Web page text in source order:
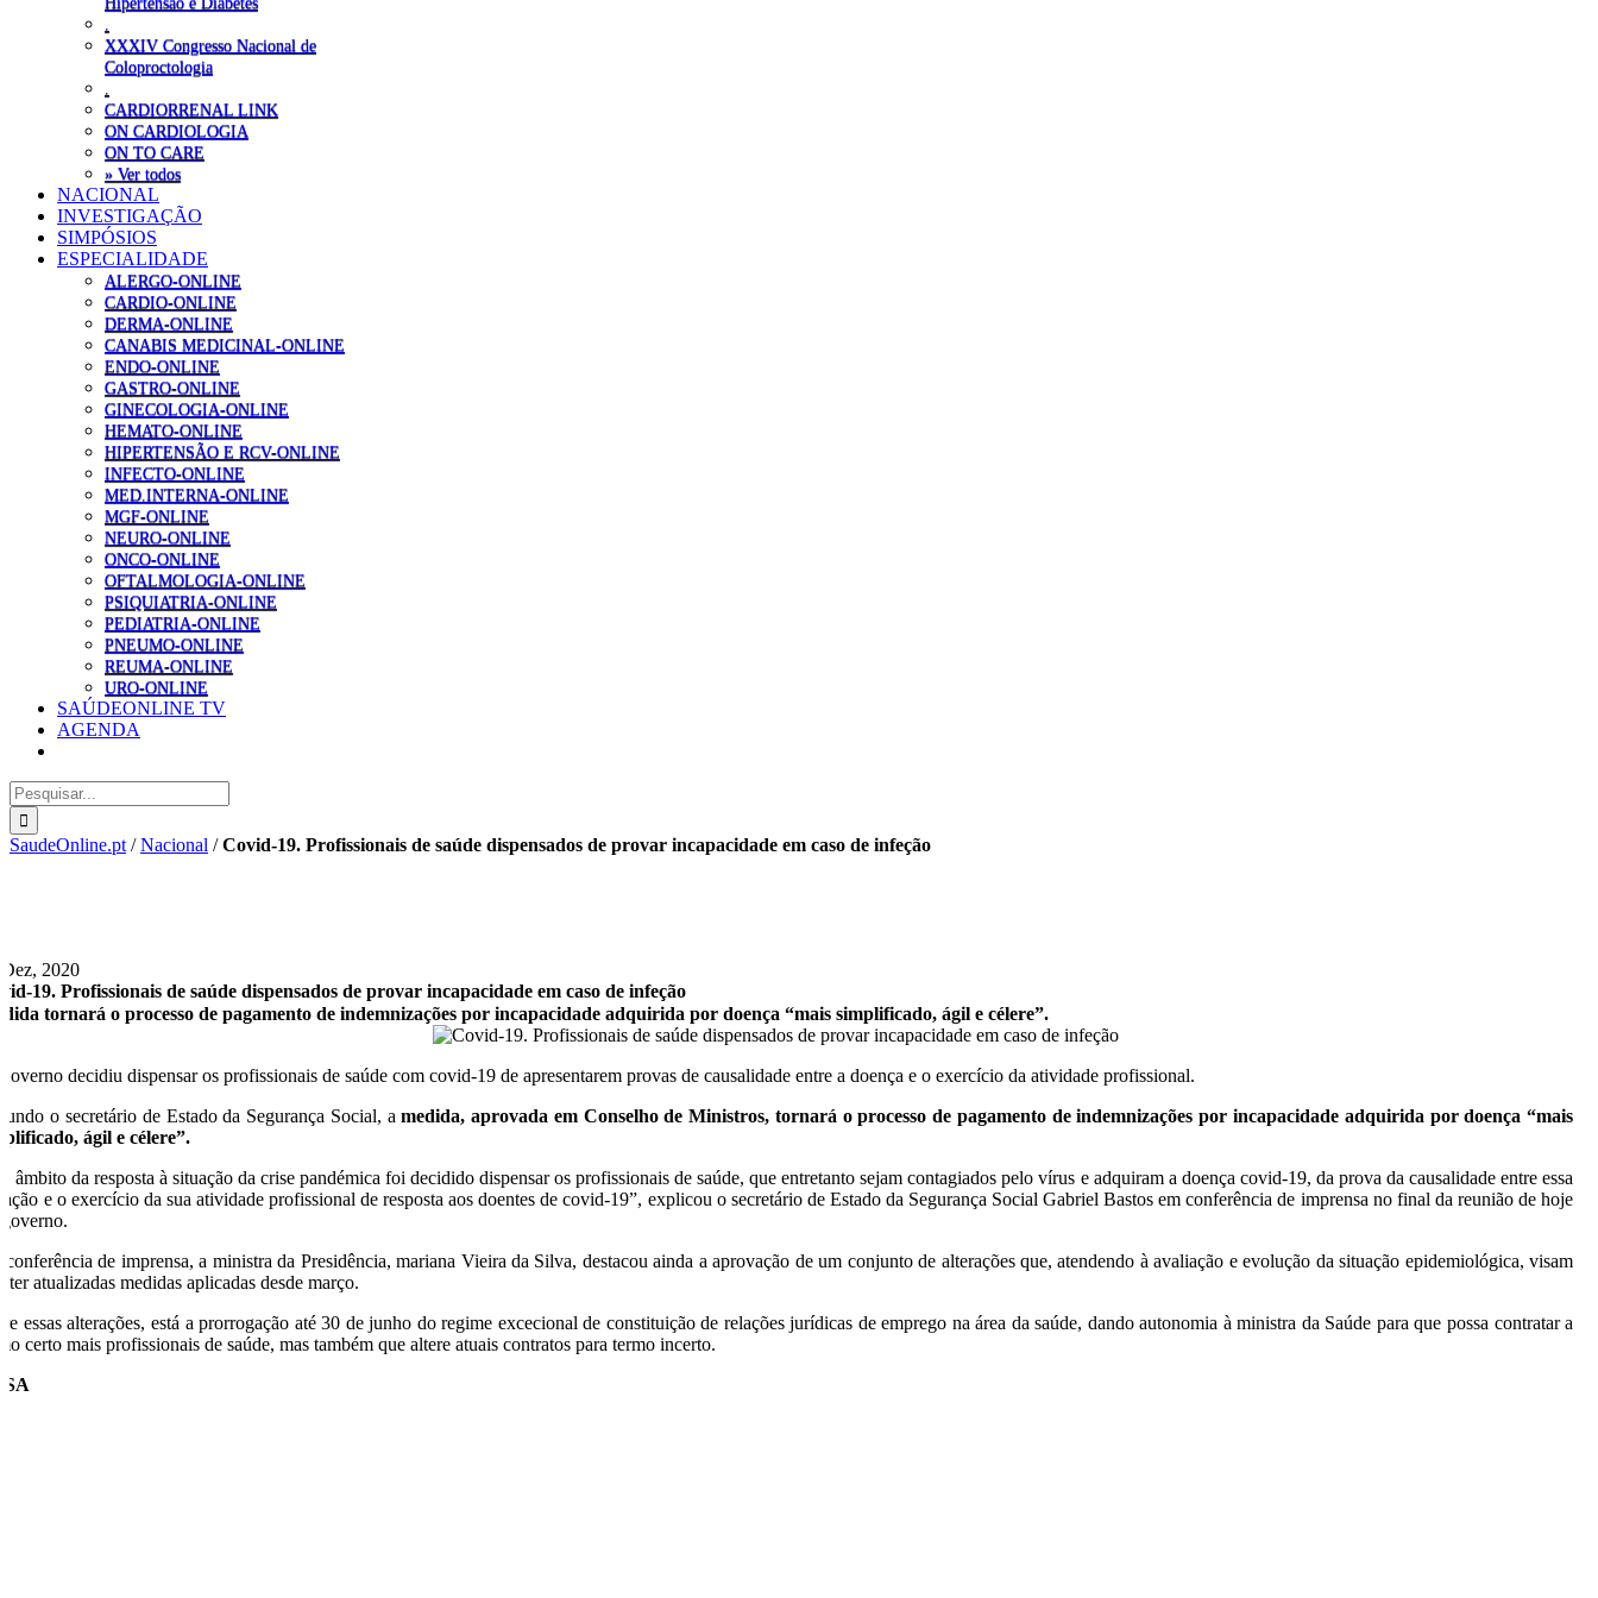
XXXIV Congresso Nacional de
Coloproctologia
CARDIORRENAL LINK
ON CARDIOLOGIA
ON TO CARE
» Ver todos
NACIONAL
INVESTIGAÇÃO
SIMPÓSIOS
ESPECIALIDADE
ALERGO-ONLINE
CARDIO-ONLINE
DERMA-ONLINE
CANABIS MEDICINAL-ONLINE
ENDO-ONLINE
GASTRO-ONLINE
GINECOLOGIA-ONLINE
HEMATO-ONLINE
HIPERTENSÃO E RCV-ONLINE
INFECTO-ONLINE
MED.INTERNA-ONLINE
MGF-ONLINE
NEURO-ONLINE
ONCO-ONLINE
OFTALMOLOGIA-ONLINE
PSIQUIATRIA-ONLINE
PEDIATRIA-ONLINE
PNEUMO-ONLINE
REUMA-ONLINE
URO-ONLINE
SAÚDEONLINE TV
AGENDA
Pesquisar
SaudeOnline.pt /Nacional /Covid-19. Profissionais de saúde dispensados de provar incapacidade em caso de infeção
2020
19. Profissionais de saúde dispensados de provar incapacidade em caso de infeção
tornará o processo de pagamento de indemnizações por incapacidade adquirida por doença “mais simplificado, ágil e célere”.
decidiu dispensar os profissionais de saúde com covid-19 de apresentarem provas de causalidade entre a doença e o exercício da atividade profissional.
o secretário de Estado da Segurança Social, amedida, aprovada em Conselho de Ministros, tornará o processo de pagamento de indemnizações por incapacidade adquirida por doença “mais
ágil e célere”.
âmbito da resposta à situação da crise pandémica foi decidido dispensar os profissionais de saúde, que entretanto sejam contagiados pelo vírus e adquiram a doença covid-19, da prova da causalidade entre essa
e o exercício da sua atividade profissional de resposta aos doentes de covid-19”, explicou o secretário de Estado da Segurança Social Gabriel Bastos em conferência de imprensa no final da reunião de hoje
conferência de imprensa, a ministra da Presidência, mariana Vieira da Silva, destacou ainda a aprovação de um conjunto de alterações que, atendendo à avaliação e evolução da situação epidemiológica, visam
atualizadas medidas aplicadas desde março.
essas alterações, está a prorrogação até 30 de junho do regime excecional de constituição de relações jurídicas de emprego na área da saúde, dando autonomia à ministra da Saúde para que possa contratar a
certo mais profissionais de saúde, mas também que altere atuais contratos para termo incerto.